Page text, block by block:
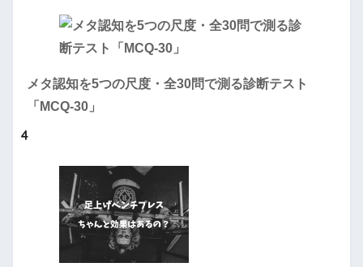
メタ認知を5つの尺度・全30問で測る診断テスト
「MCQ-30」
4